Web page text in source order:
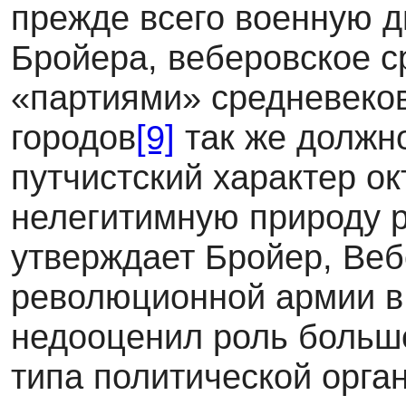
прежде всего военную
Бройера, веберовское
«партиями»
городов[9] так же
путчистский характер
нелегитимную природу
утверждает Бройер,
революционной армии
недооценил роль
типа политической